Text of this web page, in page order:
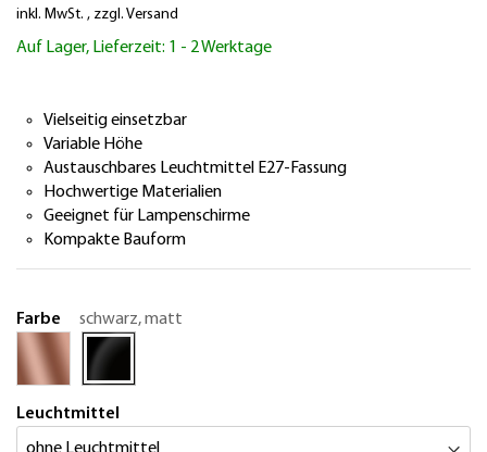
der
springen
inkl. MwSt. , zzgl. Versand
Auf Lager, Lieferzeit: 1 - 2 Werktage
Vielseitig einsetzbar
Variable Höhe
Austauschbares Leuchtmittel E27-Fassung
Hochwertige Materialien
Geeignet für Lampenschirme
Kompakte Bauform
Farbe schwarz, matt
Leuchtmittel